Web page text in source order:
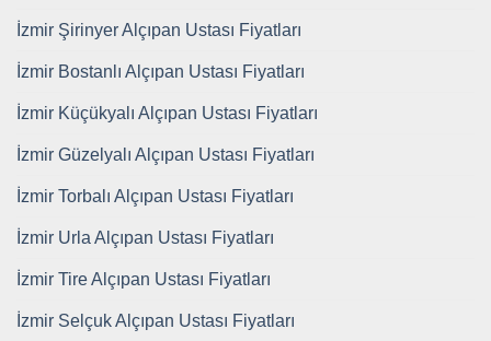
İzmir Şirinyer Alçıpan Ustası Fiyatları
İzmir Bostanlı Alçıpan Ustası Fiyatları
İzmir Küçükyalı Alçıpan Ustası Fiyatları
İzmir Güzelyalı Alçıpan Ustası Fiyatları
İzmir Torbalı Alçıpan Ustası Fiyatları
İzmir Urla Alçıpan Ustası Fiyatları
İzmir Tire Alçıpan Ustası Fiyatları
İzmir Selçuk Alçıpan Ustası Fiyatları